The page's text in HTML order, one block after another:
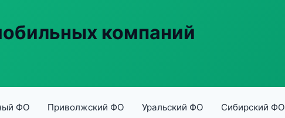
компаний
ФО Приволжский ФО Уральский ФО Сибирский ФО